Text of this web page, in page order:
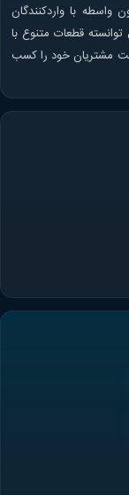
با واردکنندگان
قطعات متنوع با
مشتریان خود را کسب